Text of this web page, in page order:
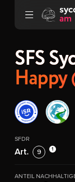
Gehen Sie zu Inhalt
SFS
Happy
SFDR
Art. 9 1
ANTEIL